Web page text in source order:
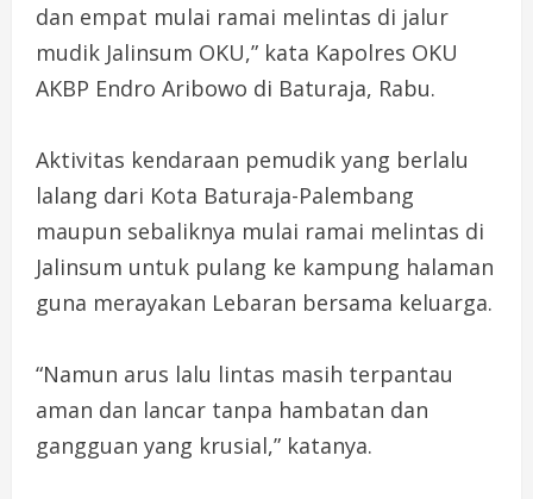
dan empat mulai ramai melintas di jalur
mudik Jalinsum OKU,” kata Kapolres OKU
AKBP Endro Aribowo di Baturaja, Rabu.
Aktivitas kendaraan pemudik yang berlalu
lalang dari Kota Baturaja-Palembang
maupun sebaliknya mulai ramai melintas di
Jalinsum untuk pulang ke kampung halaman
guna merayakan Lebaran bersama keluarga.
“Namun arus lalu lintas masih terpantau
aman dan lancar tanpa hambatan dan
gangguan yang krusial,” katanya.